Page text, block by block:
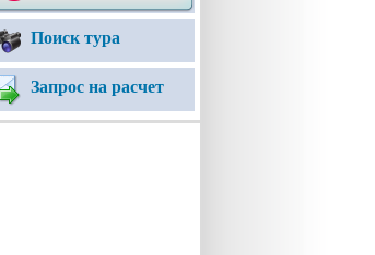
Поиск тура
Запрос на расчет